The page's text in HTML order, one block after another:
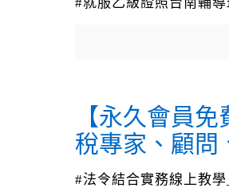
【永久會員
稅專家、顧問
#法令結合實務線上教